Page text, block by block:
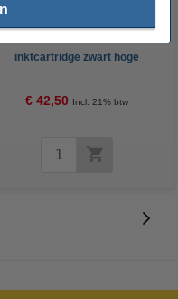
inktcartridge zwart hoge
€ 42,50 Incl. 21% btw